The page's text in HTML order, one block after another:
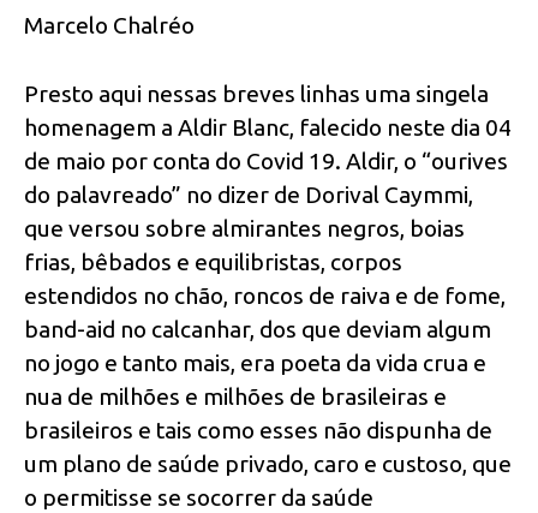
Marcelo Chalréo
Presto aqui nessas breves linhas uma singela
homenagem a Aldir Blanc, falecido neste dia 04
de maio por conta do Covid 19. Aldir, o “ourives
do palavreado” no dizer de Dorival Caymmi,
que versou sobre almirantes negros, boias
frias, bêbados e equilibristas, corpos
estendidos no chão, roncos de raiva e de fome,
band-aid no calcanhar, dos que deviam algum
no jogo e tanto mais, era poeta da vida crua e
nua de milhões e milhões de brasileiras e
brasileiros e tais como esses não dispunha de
um plano de saúde privado, caro e custoso, que
o permitisse se socorrer da saúde